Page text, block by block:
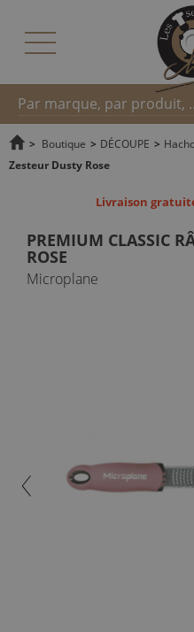
Recherche
> Boutique > DÉCOUPE >
Zesteur Dusty Rose
Livraison
PREMIUM CLASSIC
ROSE
Microplane